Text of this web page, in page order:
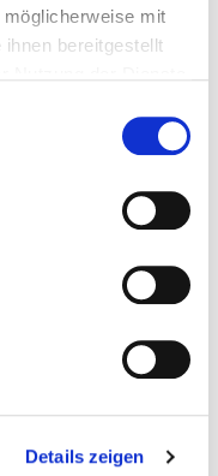
mit
bereitgestellt
Details zeigen